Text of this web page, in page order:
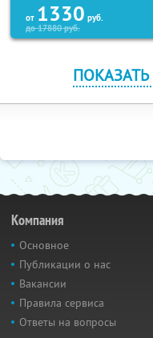
от 1330 руб.
до17880руб.
Компания
Основное
Публикации о нас
Вакансии
Правила сервиса
Ответы на вопросы